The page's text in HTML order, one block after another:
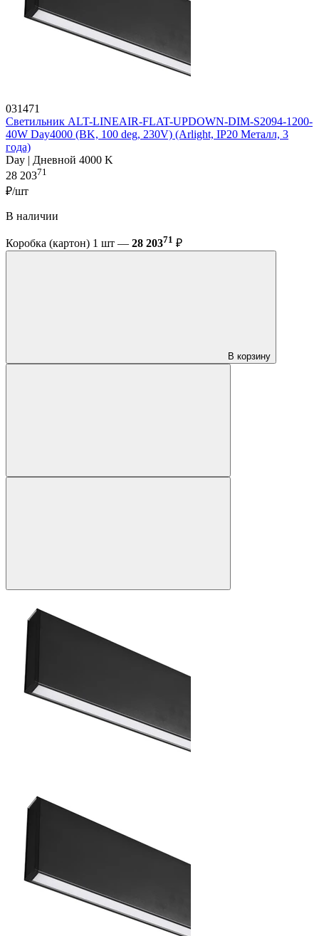
031471
Светильник ALT-LINEAIR-FLAT-UPDOWN-DIM-S2094-1200-
40W Day4000 (BK, 100 deg, 230V) (Arlight, IP20 Металл, 3
года)
Day | Дневной 4000 K
28 20371
₽/шт
В наличии
Коробка (картон) 1 шт — 28 20371 ₽
В корзину